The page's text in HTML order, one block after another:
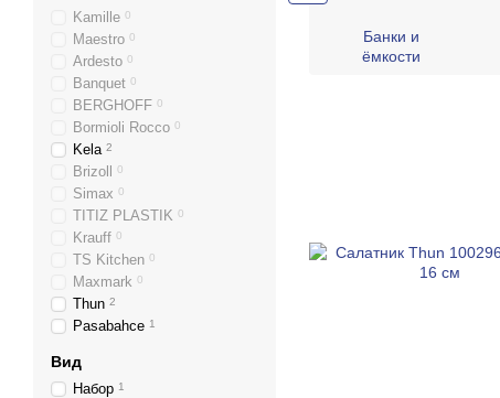
Банки и
ёмкости
Kamille 0
Maestro 0
Ardesto 0
Banquet 0
BERGHOFF 0
Bormioli Rocco 0
Kela 2
Brizoll 0
Simax 0
TITIZ PLASTIK 0
Krauff 0
TS Kitchen 0
Maxmark 0
Thun 2
Pasabahce 1
Вид
Набор 1